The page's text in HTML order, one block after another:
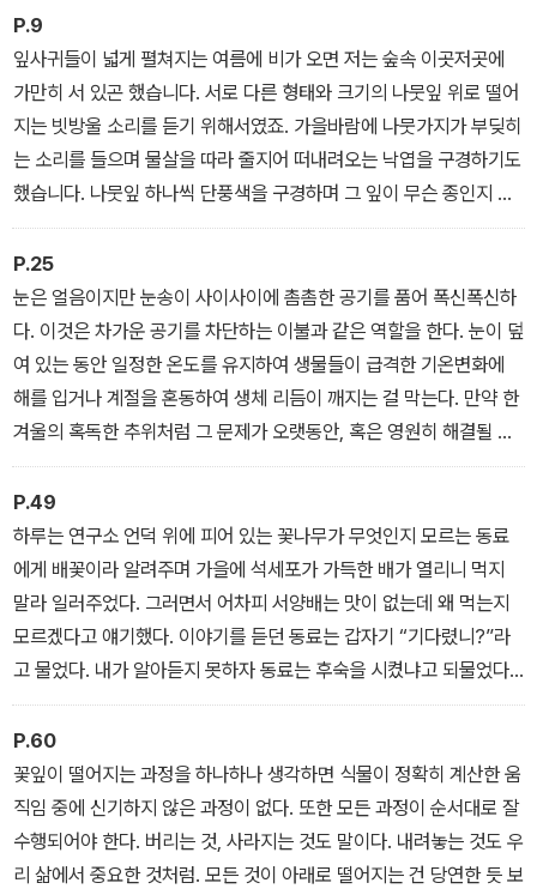
서 저자는 자신을 따뜻하게 안아주는 숲을 마주하게 됐다. 그때부터
복잡한 마음이 들 때마다 무작정 숲속을 걸었다. 이 책은 그 숲에서 만
난 식물들과의 소통의 기록이다. 학자의 눈에 비친 숲 그리고 식물에
관한 이야기이기에 그 울림이 남다르다.
이 책을 추천한 김금희 작가의 말처럼, 그는 “나무가 불필요한 잎과
위한 발돋움을 준비한다는 현상 이면의 진실을 아는 사람”이다. 그래
서 이 책은 “조화, 연결, 순환이라는 자연의 아름다운 질서를 일깨우
는 다정한 기록이자, 상냥한 안내자”라 하기에 손색이 없다.
P.9
잎사귀들이 넓게 펼쳐지는 여름에 비가 오면 저는 숲속 이곳저곳에
가만히 서 있곤 했습니다. 서로 다른 형태와 크기의 나뭇잎 위로 떨어
지는 빗방울 소리를 듣기 위해서였죠. 가을바람에 나뭇가지가 부딪히
는 소리를 들으며 물살을 따라 줄지어 떠내려오는 낙엽을 구경하기도
했습니다. 나뭇잎 하나씩 단풍색을 구경하며 그 잎이 무슨 종인지 알
아맞혔습니다. 강물을 따라 바다로 떠내려가는 낙엽은 잘 있으라 인
사하는 가을의 손짓 같았지요. 이른 아침 풀잎에 서리가 내리면 가끔
짙은 안개가 신비함을 자아내고 어느새 겨울은 그 안개 뒤에 서 있었
습니다
P.25
눈은 얼음이지만 눈송이 사이사이에 촘촘한 공기를 품어 폭신폭신하
다. 이것은 차가운 공기를 차단하는 이불과 같은 역할을 한다. 눈이 덮
여 있는 동안 일정한 온도를 유지하여 생물들이 급격한 기온변화에
해를 입거나 계절을 혼동하여 생체 리듬이 깨지는 걸 막는다. 만약 한
겨울의 혹독한 추위처럼 그 문제가 오랫동안, 혹은 영원히 해결될 수
없는 것이라면 분명 잠시라도 덮어두는 게 나을지도 모른다. 덮는다
는 건 가린다는 의미도 있으나 그 안이 따뜻하고 보호된다는 의미도
있으니까.
P.49
하루는 연구소 언덕 위에 피어 있는 꽃나무가 무엇인지 모르는 동료
에게 배꽃이라 알려주며 가을에 석세포가 가득한 배가 열리니 먹지
말라 일러주었다. 그러면서 어차피 서양배는 맛이 없는데 왜 먹는지
모르겠다고 얘기했다. 이야기를 듣던 동료는 갑자기 “기다렸니?”라
고 물었다. 내가 알아듣지 못하자 동료는 후숙을 시켰냐고 되물었다.
나는 감이나 아보카도도 아닌데 후숙이라니 무슨 말이냐고 했다. 동
료는 당연하다는 듯 “배도 아보카도처럼 기다렸다 먹는 거잖아”라고
답했다.
P.60
꽃잎이 떨어지는 과정을 하나하나 생각하면 식물이 정확히 계산한 움
직임 중에 신기하지 않은 과정이 없다. 또한 모든 과정이 순서대로 잘
수행되어야 한다. 버리는 것, 사라지는 것도 말이다. 내려놓는 것도 우
리 삶에서 중요한 것처럼. 모든 것이 아래로 떨어지는 건 당연한 듯 보